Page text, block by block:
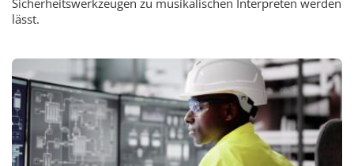
Sicherheitswerkzeugen zu musikalischen Interpreten werden
lässt.